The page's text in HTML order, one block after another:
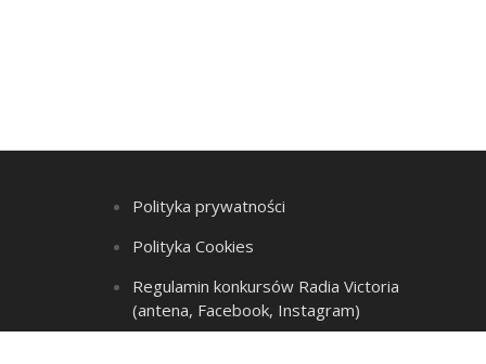
Polityka prywatności
Polityka Cookies
Regulamin konkursów Radia Victoria
(antena, Facebook, Instagram)